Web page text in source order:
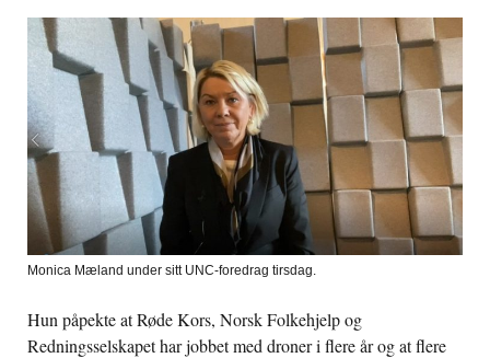
Monica Mæland under sitt UNC-foredrag tirsdag.
Hun påpekte at Røde Kors, Norsk Folkehjelp og
Redningsselskapet har jobbet med droner i flere år og at flere